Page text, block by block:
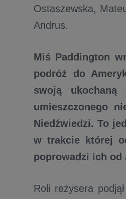
Ostaszewska,
Andrus.
Miś Paddington
podróż do
swoją
umieszczonego
Niedźwiedzi. To
w trakcie której
poprowadzi ich od
Roli reżysera